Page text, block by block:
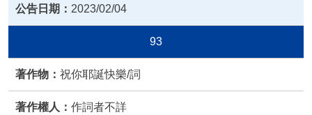
2023/02/04
93
祝你耶誕快樂/詞
作詞者不詳